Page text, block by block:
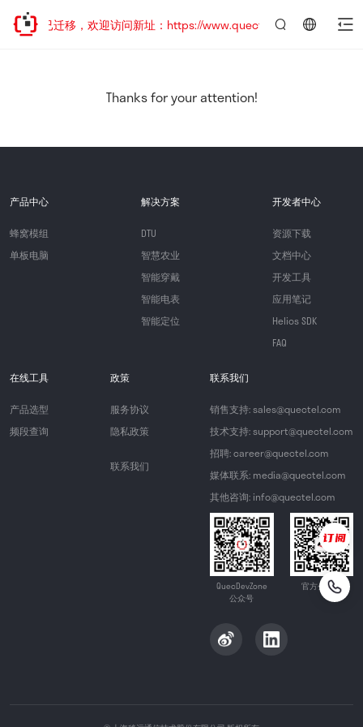
站地址已迁移，欢迎访问新址：https://www.quectel.com.cn
Thanks for your attention!
产品中心
蜂窝模组
单板电脑
解决方案
DTU
智慧农业
智能穿戴
智能电表
智能定位
开发者中心
资源下载
文档中心
开发工具
应用笔记
Helios SDK
FAQ
在线工具
产品选型
频段查询
政策
服务协议
隐私政策
联系我们
联系我们
销售支持: sales@quectel.com
技术支持: support@quectel.com
招聘: career@quectel.com
媒体联系: media@quectel.com
其他咨询: info@quectel.com
QuecDevZone
公众号
官方公众号